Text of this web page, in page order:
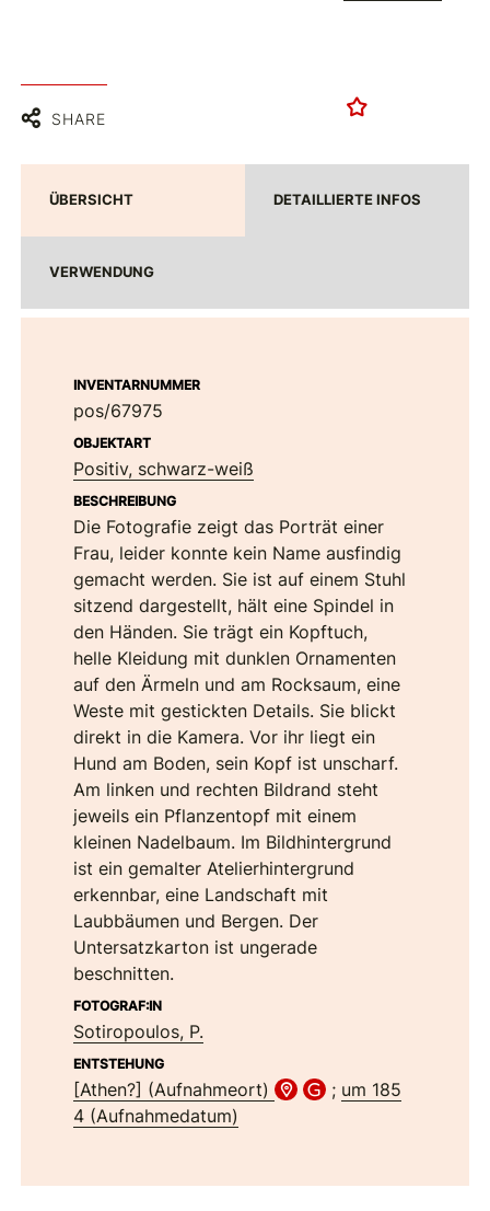
SHARE
ÜBERSICHT DETAILLIERTE INFOS
VERWENDUNG
INVENTARNUMMER
pos/67975
OBJEKTART
Positiv, schwarz-weiß
BESCHREIBUNG
Die Fotografie zeigt das Porträt einer
Frau, leider konnte kein Name ausfindig
gemacht werden. Sie ist auf einem Stuhl
sitzend dargestellt, hält eine Spindel in
den Händen. Sie trägt ein Kopftuch,
helle Kleidung mit dunklen Ornamenten
auf den Ärmeln und am Rocksaum, eine
Weste mit gestickten Details. Sie blickt
direkt in die Kamera. Vor ihr liegt ein
Hund am Boden, sein Kopf ist unscharf.
Am linken und rechten Bildrand steht
jeweils ein Pflanzentopf mit einem
kleinen Nadelbaum. Im Bildhintergrund
ist ein gemalter Atelierhintergrund
erkennbar, eine Landschaft mit
Laubbäumen und Bergen. Der
Untersatzkarton ist ungerade
beschnitten.
FOTOGRAF:IN
Sotiropoulos, P.
ENTSTEHUNG
[Athen?] (Aufnahmeort) ; um 185
4 (Aufnahmedatum)